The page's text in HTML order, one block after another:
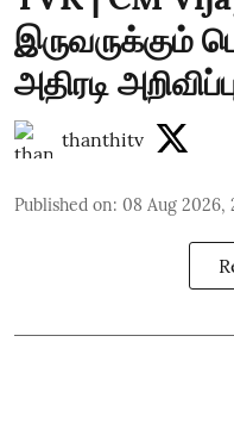
இருவருக்கும்
அதிரடி
thanthitv
Published on: 08 Aug 2026,